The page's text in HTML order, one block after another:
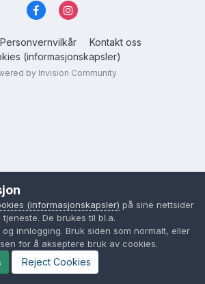
Personvernvilkår
Kontakt oss
(informasjonskapsler)
by Invision Community
(informasjonskapsler) på sine nettsider
De brukes til bl.a.
innlogging. Bruk siden som normalt, eller
for å akseptere bruk av cookies.
Reject Cookies